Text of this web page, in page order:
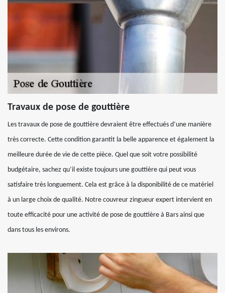
Travaux de pose de gouttière
Les travaux de pose de gouttière devraient être effectués d’une manière
très correcte. Cette condition garantit la belle apparence et également la
meilleure durée de vie de cette pièce. Quel que soit votre possibilité
budgétaire, sachez qu’il existe toujours une gouttière qui peut vous
satisfaire très longuement. Cela est grâce à la disponibilité de ce matériel
à un large choix de qualité. Notre couvreur zingueur expert intervient en
toute efficacité pour une activité de pose de gouttière à Bars ainsi que
dans tous les environs.